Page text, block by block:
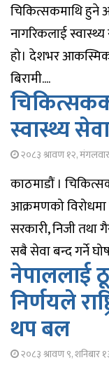
चिकित्सकमाथि हुने
नागरिकलाई स्वास्थ्य
हो। देशभर
बिरामी....
स्वास्थ्य
२०८३ श्रावण १२,
काठमाडौं ।
आक्रमणको
सरकारी, निजी
सबै सेवा बन्द गर्ने
नेपाललाई
निर्णयले
थप बल
२०८३ श्रावण ९, शनिबार